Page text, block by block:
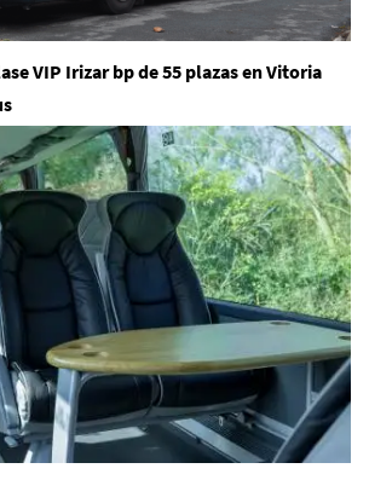
VIP Irizar bp de 55 plazas en Vitoria